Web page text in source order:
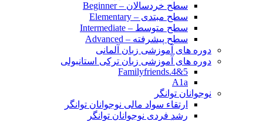
سطح خردسالان – Beginner
سطح مبتدی – Elementary
سطح متوسط – Intermediate
سطح پیشرفته – Advanced
دوره های آموزشی زبان آلمانی
دوره های آموزشی زبان ترکی استانبولی
Familyfriends.4&5
A1a
نوجوانان توانگر
ارتقاء سواد مالی نوجوانان توانگر
رشد فردی نوجوانان توانگر